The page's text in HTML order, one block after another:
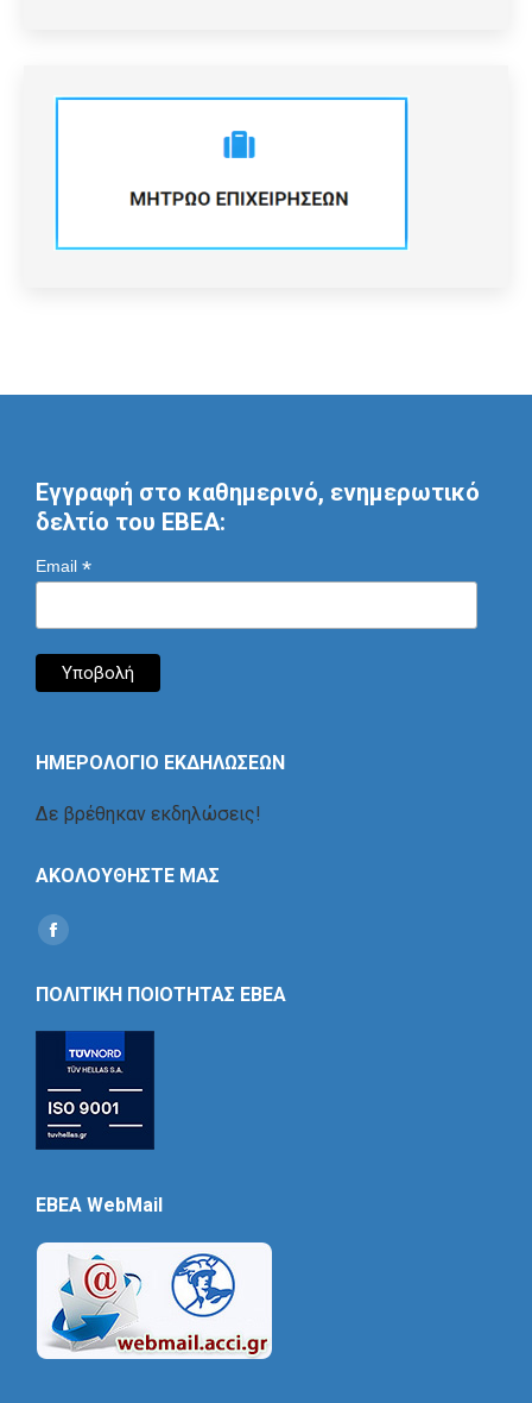
Εγγραφή στο καθημερινό, ενημερωτικό
δελτίο του ΕΒΕΑ:
Email *
ΗΜΕΡΟΛΟΓΙΟ ΕΚΔΗΛΩΣΕΩΝ
Δε βρέθηκαν εκδηλώσεις!
ΑΚΟΛΟΥΘΗΣΤΕ ΜΑΣ
Find us on:
Social
ΠΟΛΙΤΙΚΗ ΠΟΙΟΤΗΤΑΣ ΕΒΕΑ
EBEA WebMail